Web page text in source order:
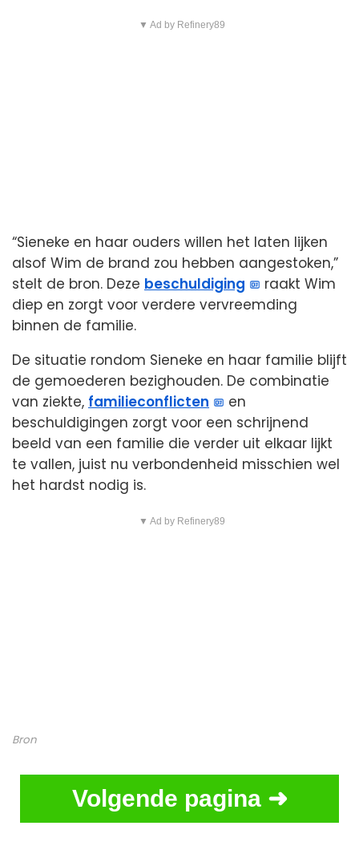
▼ Ad by Refinery89
“Sieneke en haar ouders willen het laten lijken
alsof Wim de brand zou hebben aangestoken,”
stelt de bron. Deze beschuldiging
raakt Wim
diep en zorgt voor verdere vervreemding
binnen de familie.
De situatie rondom Sieneke en haar familie blijft
de gemoederen bezighouden. De combinatie
van ziekte, familieconflicten
en
beschuldigingen zorgt voor een schrijnend
beeld van een familie die verder uit elkaar lijkt
te vallen, juist nu verbondenheid misschien wel
het hardst nodig is.
▼ Ad by Refinery89
Bron
Volgende pagina ➜